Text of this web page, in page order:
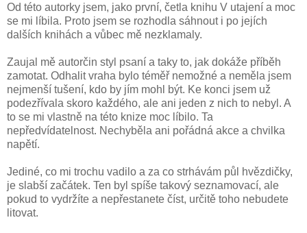
Od této autorky jsem, jako první, četla knihu V utajení a moc
se mi líbila. Proto jsem se rozhodla sáhnout i po jejích
dalších knihách a vůbec mě nezklamaly.
Zaujal mě autorčin styl psaní a taky to, jak dokáže příběh
zamotat. Odhalit vraha bylo téměř nemožné a neměla jsem
nejmenší tušení, kdo by jím mohl být. Ke konci jsem už
podezřívala skoro každého, ale ani jeden z nich to nebyl. A
to se mi vlastně na této knize moc líbilo. Ta
nepředvídatelnost. Nechyběla ani pořádná akce a chvilka
napětí.
Jediné, co mi trochu vadilo a za co strhávám půl hvězdičky,
je slabší začátek. Ten byl spíše takový seznamovací, ale
pokud to vydržíte a nepřestanete číst, určitě toho nebudete
litovat.